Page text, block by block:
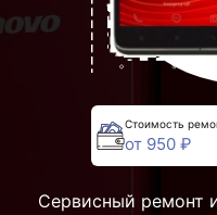
Стоимость
от 950 ₽
Сервисный ремонт